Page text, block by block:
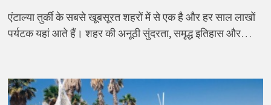
एंटाल्या तुर्की के सबसे खूबसूरत शहरों में से एक है और हर साल लाखों
पर्यटक यहां आते हैं। शहर की अनूठी सुंदरता, समृद्ध इतिहास और…